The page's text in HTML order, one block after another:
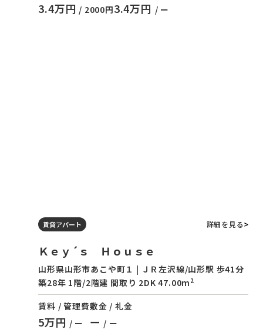
3.4万円 / 2000円3.4万円 / ー
賃貸アパート 詳細を見る
Ｋｅｙ´ｓ Ｈｏｕｓｅ
山形県山形市あこや町１ | ＪＲ左沢線/山形駅 歩41分
築28年 1階/2階建 間取り 2DK 47.00m 2
賃料 / 管理費
5万円 / ー
敷金 / 礼金
ー / ー